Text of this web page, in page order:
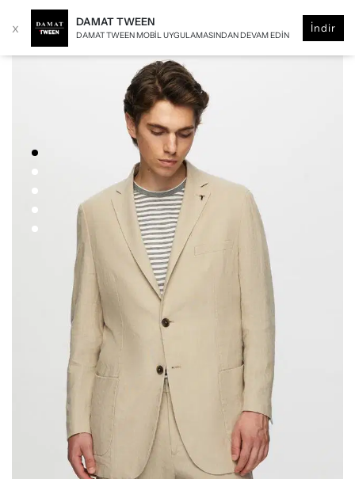
x DAMAT TWEEN
DAMAT TWEEN MOBIL UYGULAMASINDAN DEVAM EDIN
İndir